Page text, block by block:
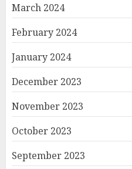
March 2024
February 2024
January 2024
December 2023
November 2023
October 2023
September 2023